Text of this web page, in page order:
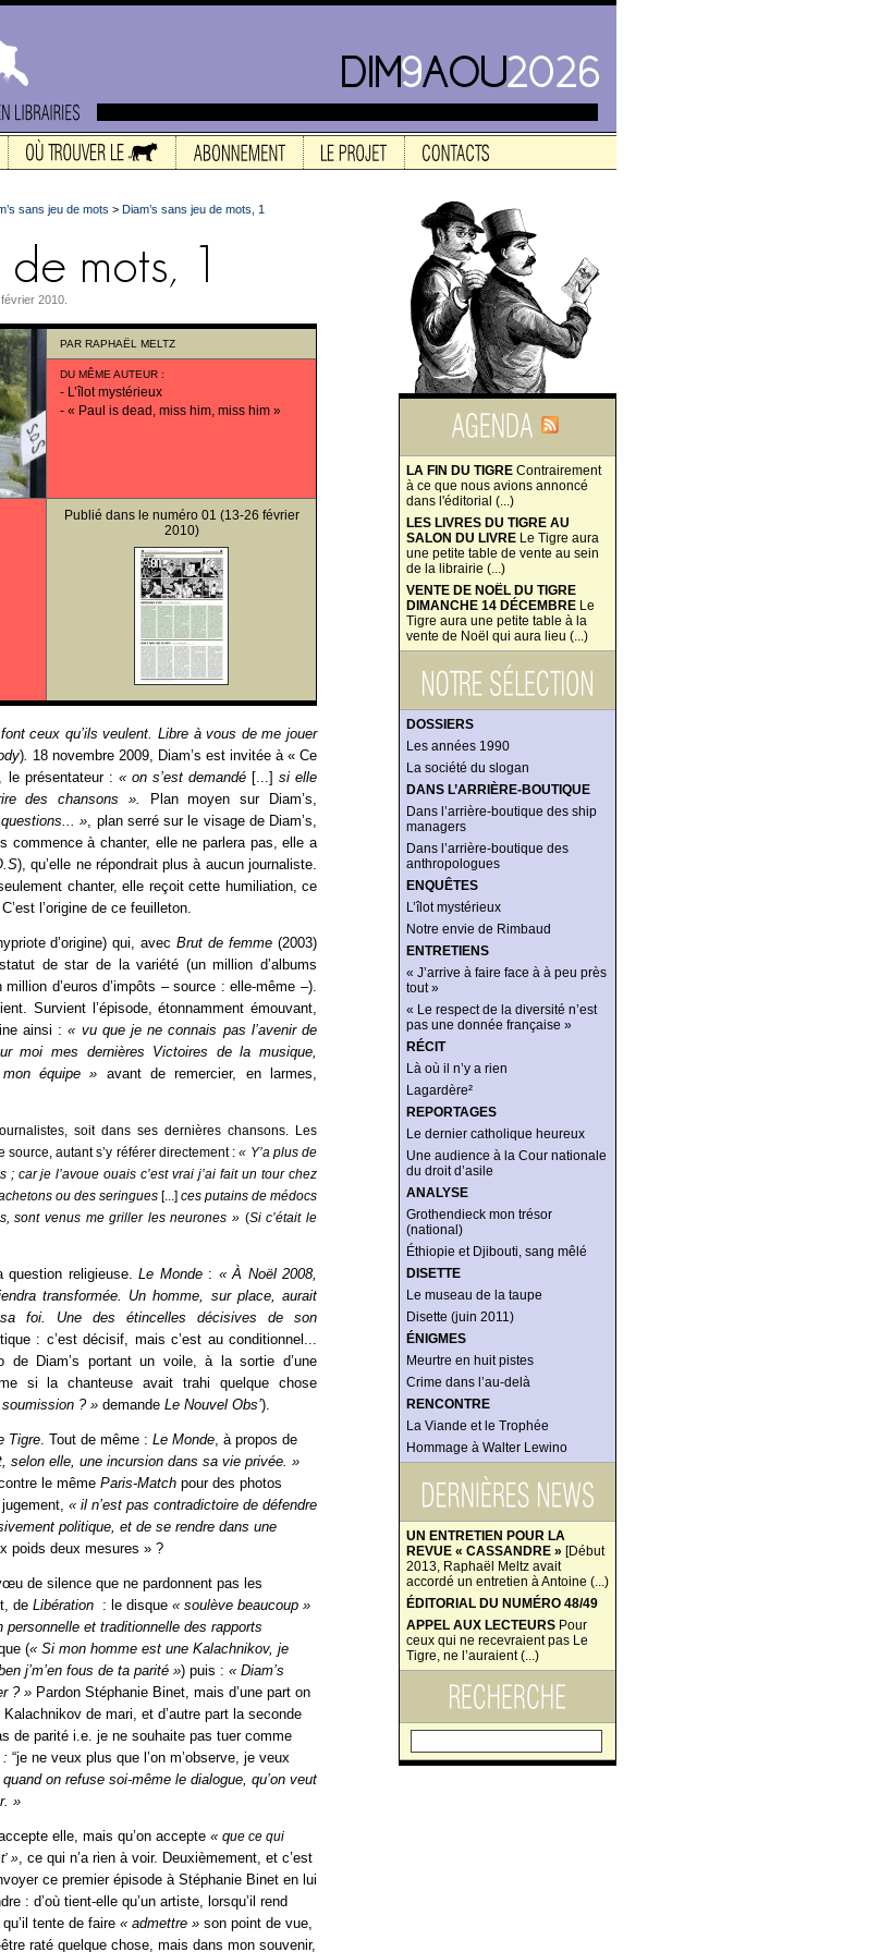
LA FIN DU TIGRE Contrairement
à ce que nous avions annoncé
dans l'éditorial (...)
LES LIVRES DU TIGRE AU
SALON DU LIVRE Le Tigre aura
une petite table de vente au sein
de la librairie (...)
VENTE DE NOËL DU TIGRE
DIMANCHE 14 DÉCEMBRE Le
Tigre aura une petite table à la
vente de Noël qui aura lieu (...)
DOSSIERS
Les années 1990
La société du slogan
DANS L’ARRIÈRE-BOUTIQUE
Dans l’arrière-boutique des ship
managers
Dans l’arrière-boutique des
anthropologues
ENQUÊTES
L’îlot mystérieux
Notre envie de Rimbaud
ENTRETIENS
« J’arrive à faire face à à peu près
tout »
« Le respect de la diversité n’est
pas une donnée française »
RÉCIT
Là où il n’y a rien
Lagardère²
REPORTAGES
Le dernier catholique heureux
Une audience à la Cour nationale
du droit d’asile
ANALYSE
Grothendieck mon trésor
(national)
Éthiopie et Djibouti, sang mêlé
DISETTE
Le museau de la taupe
Disette (juin 2011)
ÉNIGMES
Meurtre en huit pistes
Crime dans l’au-delà
RENCONTRE
La Viande et le Trophée
Hommage à Walter Lewino
UN ENTRETIEN POUR LA
REVUE « CASSANDRE » [Début
2013, Raphaël Meltz avait
accordé un entretien à Antoine (...)
ÉDITORIAL DU NUMÉRO 48/49
APPEL AUX LECTEURS Pour
ceux qui ne recevraient pas Le
Tigre, ne l’auraient (...)
sans jeu de mots > Diam’s sans jeu de mots, 1
2010.
PAR RAPHAËL MELTZ
DU MÊME AUTEUR :
- L’îlot mystérieux
- « Paul is dead, miss him, miss him »
Publié dans le numéro 01 (13-26 février
2010)
ceux qu’ils veulent. Libre à vous de me jouer
). 18 novembre 2009, Diam’s est invitée à « Ce
le présentateur : « on s’est demandé [...] si elle
des chansons ».
Plan moyen sur Diam’s,
», plan serré sur le visage de Diam’s,
commence à chanter, elle ne parlera pas, elle a
), qu’elle ne répondrait plus à aucun journaliste.
chanter, elle reçoit cette humiliation, ce
l’origine de ce feuilleton.
d’origine) qui, avecBrut de femme(2003)
de star de la variété (un million d’albums
d’euros d’impôts – source : elle-même –).
Survient l’épisode, étonnamment émouvant,
ainsi :« vu que je ne connais pas l’avenir de
moi mes dernières Victoires de la musique,
équipe » avant de remercier, en larmes,
soit dans ses dernières chansons. Les
source, autant s’y référer directement :« Y’a plus de
car je l’avoue ouais c’est vrai j’ai fait un tour chez
ou des seringues[...] ces putains de médocs
sont venus me griller les neurones » (Si c’était le
question religieuse.Le Monde: « À Noël 2008,
transformée. Un homme, sur place, aurait
foi. Une des étincelles décisives de son
: c’est décisif, mais c’est au conditionnel...
de Diam’s portant un voile, à la sortie d’une
si la chanteuse avait trahi quelque chose
? » demande Le Nouvel Obs’).
Tigre. Tout de même : Le Monde, à propos de
selon elle, une incursion dans sa vie privée. »
le même Paris-Match pour des photos
« il n’est pas contradictoire de défendre
politique, et de se rendre dans une
poids deux mesures » ?
de silence que ne pardonnent pas les
de Libération : le disque « soulève beaucoup »
et traditionnelle des rapports
(« Si mon homme est une Kalachnikov, je
j’m’en fous de ta parité ») puis : « Diam’s
? » Pardon Stéphanie Binet, mais d’une part on
de mari, et d’autre part la seconde
de parité i.e. je ne souhaite pas tuer comme
: “je ne veux plus que l’on m’observe, je veux
on refuse soi-même le dialogue, qu’on veut
»
elle, mais qu’on accepte « que ce qui
», ce qui n’a rien à voir. Deuxièmement, et c’est
ce premier épisode à Stéphanie Binet en lui
: d’où tient-elle qu’un artiste, lorsqu’il rend
qu’il tente de faire « admettre » son point de vue,
être raté quelque chose, mais dans mon souvenir,